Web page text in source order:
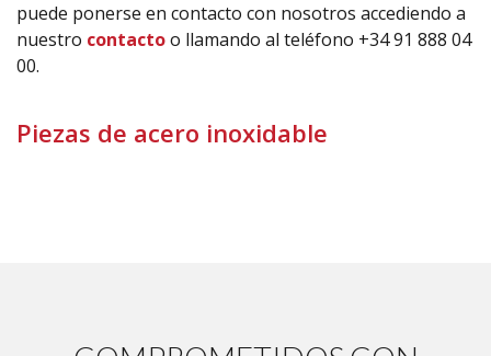
puede ponerse en contacto con nosotros accediendo a
nuestro contactoo llamando al teléfono +34 91 888 04
00.
Piezas de acero inoxidable